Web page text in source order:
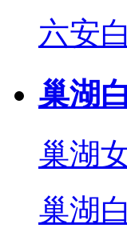
六安
巢湖
巢湖
巢湖